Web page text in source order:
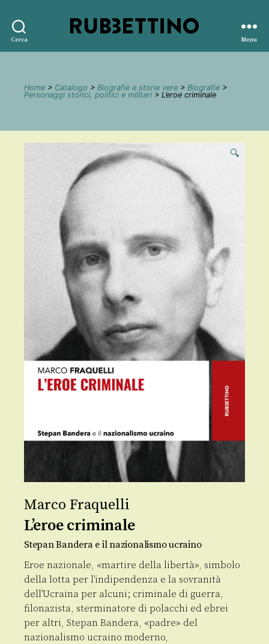
Cerca
editore
Menu
Home > Catalogo > Biografie e storie vere > Biografie >
Personaggi storici, politici e militari > L’eroe criminale
🔍
Marco Fraquelli
L’eroe criminale
Stepan Bandera e il nazionalismo ucraino
Eroe nazionale, «martire della libertà», simbolo
della lotta per l’indipendenza e la sovranità
dell’Ucraina per alcuni; criminale di guerra,
filonazista, sterminatore di polacchi ed ebrei
per altri, Stepan Bandera, «padre» del
nazionalismo ucraino moderno,